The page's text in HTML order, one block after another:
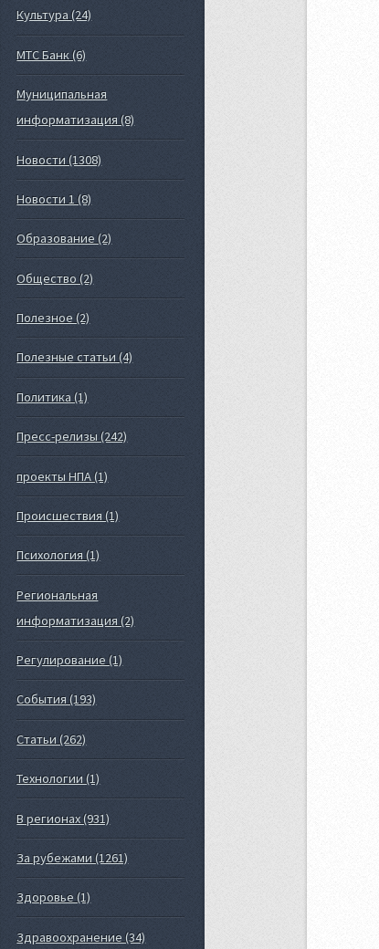
Культура (24)
МТС Банк (6)
Муниципальная
информатизация (8)
Новости (1308)
Новости 1 (8)
Образование (2)
Общество (2)
Полезное (2)
Полезные статьи (4)
Политика (1)
Пресс-релизы (242)
проекты НПА (1)
Происшествия (1)
Психология (1)
Региональная
информатизация (2)
Регулирование (1)
События (193)
Статьи (262)
Технологии (1)
В регионах (931)
За рубежами (1261)
Здоровье (1)
Здравоохранение (34)